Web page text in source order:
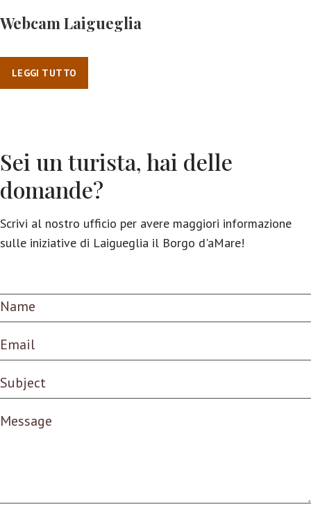
Webcam Laigueglia
LEGGI TUTTO
Sei un turista, hai delle
domande?
Scrivi al nostro ufficio per avere maggiori informazione
sulle iniziative di Laigueglia il Borgo d'aMare!